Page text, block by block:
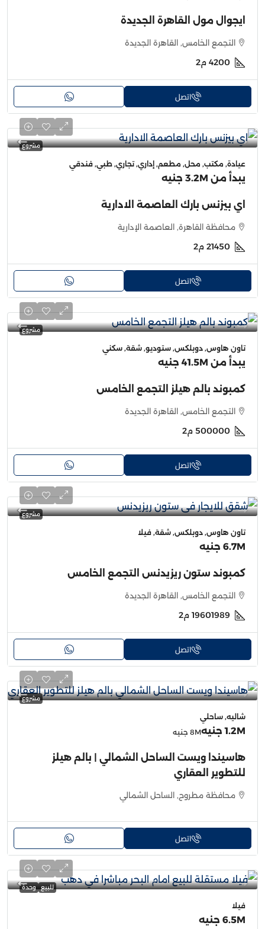
ايجوال مول القاهرة الجديدة
التجمع الخامس, القاهرة الجديدة
4200 م2
اتصل
مشروع
عيادة, مكتب, محل, مطعم, إداري, تجاري, طبي, فندقي
يبدأ من 3.2M جنيه
اي بيزنس بارك العاصمة الادارية
محافظة القاهرة, العاصمة الإدارية
21450 م2
اتصل
مشروع
تاون هاوس, دوبلكس, ستوديو, شقة, سكني
يبدأ من 41.5M جنيه
كمبوند بالم هيلز التجمع الخامس
التجمع الخامس, القاهرة الجديدة
500000 م2
اتصل
مشروع
تاون هاوس, دوبلكس, شقة, فيلا
6.7M جنيه
كمبوند ستون ريزيدنس التجمع الخامس
التجمع الخامس, القاهرة الجديدة
19601989 م2
اتصل
مشروع
شاليه, ساحلي
1.2M جنيه 8M جنيه
هاسيندا ويست الساحل الشمالي | بالم هيلز
للتطوير العقاري
محافظة مطروح, الساحل الشمالي
اتصل
للبيع وحدة
فيلا
6.5M جنيه